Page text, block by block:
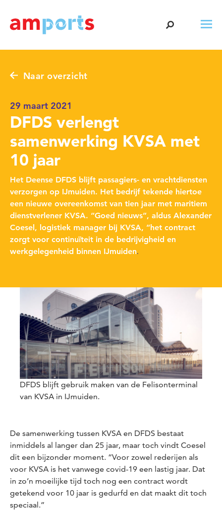
Naar overzicht
29 maart 2021
DFDS verlengt
samenwerking KVSA met
10 jaar
Het Deense DFDS blijft passagiers- en vrachtdiensten
verzorgen op IJmuiden. Het bedrijf tekende hiertoe
een nieuwe overeenkomst van tien jaar met maritiem
dienstverlener KVSA. “Goed nieuws”, aldus Alexander
Coesel, logistiek manager bij KVSA, “het contract
zorgt voor continuïteit in de bedrijvigheid en
werkgelegenheid binnen IJmuiden.
DFDS blijft gebruik maken van de Felisonterminal
van KVSA in IJmuiden.
De samenwerking tussen KVSA en DFDS bestaat
inmiddels al langer dan 25 jaar, maar toch vindt Coesel
dit een bijzonder moment. “Voor zowel rederijen als
voor KVSA is het vanwege covid-19 een lastig jaar. Dat
in zo’n moeilijke tijd toch nog een contract wordt
getekend voor 10 jaar is gedurfd en dat maakt dit toch
speciaal.”